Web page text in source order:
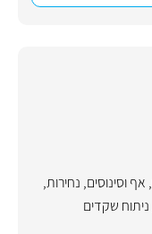
, אף וסינוסים, נחירות,
ניתוח שקדים